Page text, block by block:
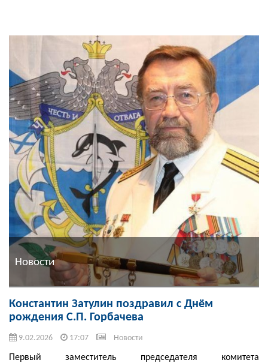
Новости
Константин Затулин поздравил с Днём
рождения С.П. Горбачева
9.02.2026 17:07 Новости
Первый заместитель председателя комитета